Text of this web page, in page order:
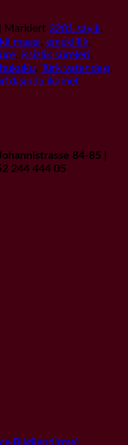
Markiert 3201 sayılı,
maaşı, emeklilik,
, işsizlik süreleri,
, Türk vatandaşı,
ikamet
84-85 |
244 444 05
Bilgilendirme)